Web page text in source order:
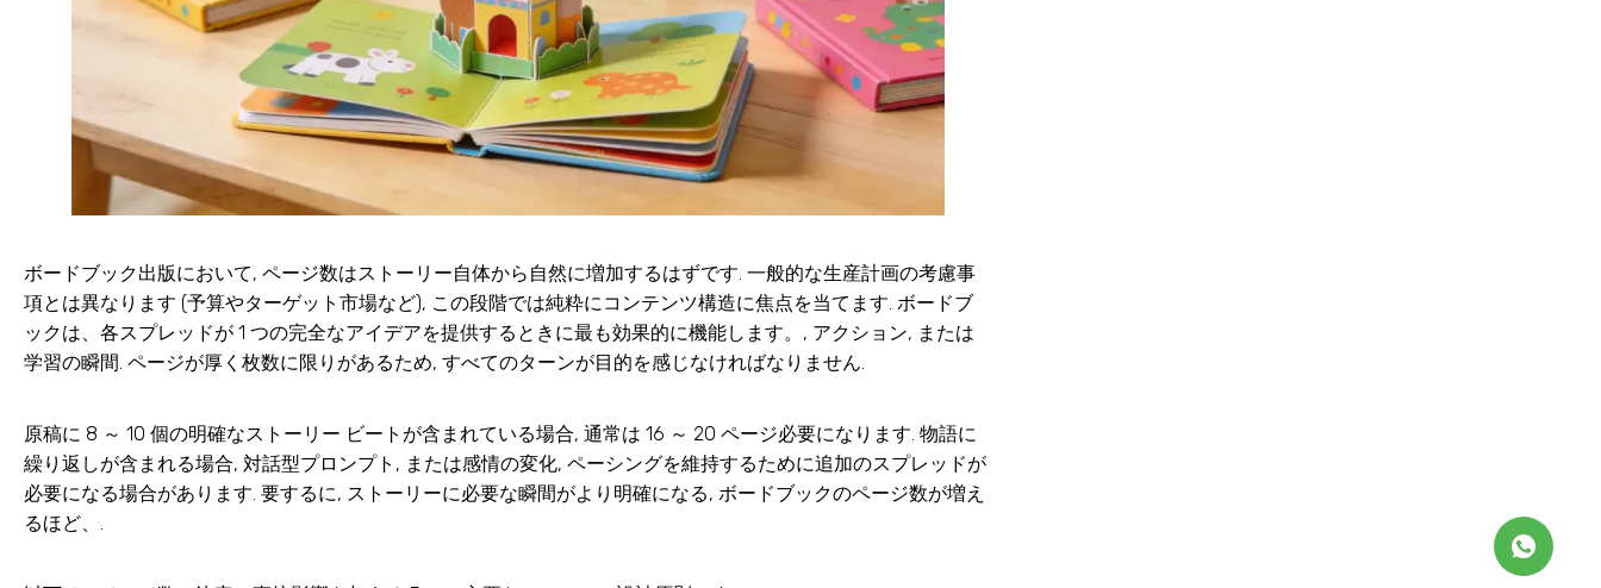
ボードブック出版において, ページ数はストーリー自体から自然に増加するはずです. 一般的な生産計画の考慮事
項とは異なります (予算やターゲット市場など), この段階では純粋にコンテンツ構造に焦点を当てます. ボードブ
ックは、各スプレッドが 1 つの完全なアイデアを提供するときに最も効果的に機能します。, アクション, または
学習の瞬間. ページが厚く枚数に限りがあるため, すべてのターンが目的を感じなければなりません.
原稿に 8 ～ 10 個の明確なストーリー ビートが含まれている場合, 通常は 16 ～ 20 ページ必要になります. 物語に
繰り返しが含まれる場合, 対話型プロンプト, または感情の変化, ペーシングを維持するために追加のスプレッドが
必要になる場合があります. 要するに, ストーリーに必要な瞬間がより明確になる, ボードブックのページ数が増え
るほど、.